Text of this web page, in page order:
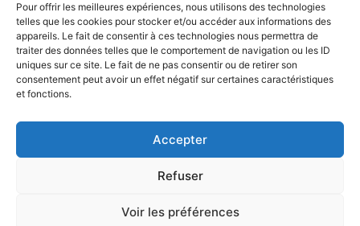
Pour offrir les meilleures expériences, nous utilisons des technologies
telles que les cookies pour stocker et/ou accéder aux informations des
appareils. Le fait de consentir à ces technologies nous permettra de
traiter des données telles que le comportement de navigation ou les ID
uniques sur ce site. Le fait de ne pas consentir ou de retirer son
consentement peut avoir un effet négatif sur certaines caractéristiques
et fonctions.
Accepter
Refuser
Voir les préférences
À PROPOS